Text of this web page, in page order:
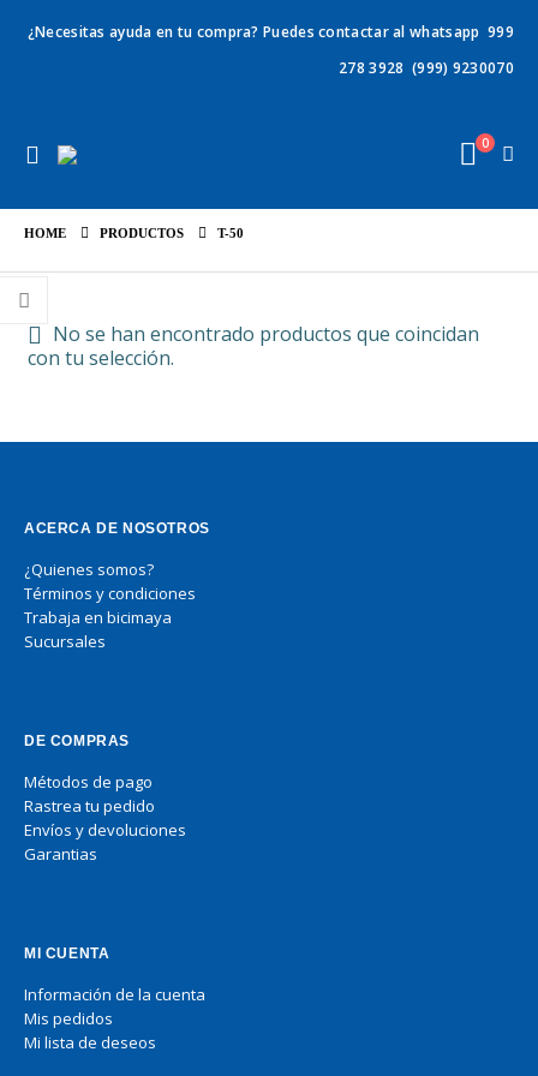
¿Necesitas ayuda en tu compra? Puedes contactar al whatsapp 999
278 3928 (999) 9230070
0
HOME PRODUCTOS T-50
No se han encontrado productos que coincidan
con tu selección.
ACERCA DE NOSOTROS
¿Quienes somos?
Términos y condiciones
Trabaja en bicimaya
Sucursales
DE COMPRAS
Métodos de pago
Rastrea tu pedido
Envíos y devoluciones
Garantias
MI CUENTA
Información de la cuenta
Mis pedidos
Mi lista de deseos